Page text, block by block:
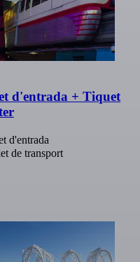
d'entrada + Tiquet
d'entrada
de transport